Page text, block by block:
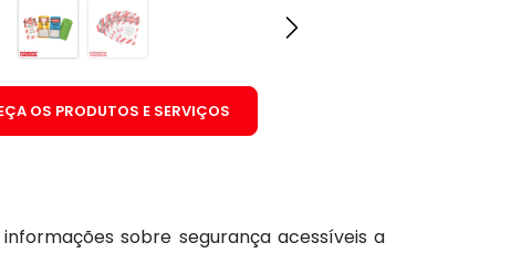
OS PRODUTOS E SERVIÇOS
sobre segurança acessíveis a